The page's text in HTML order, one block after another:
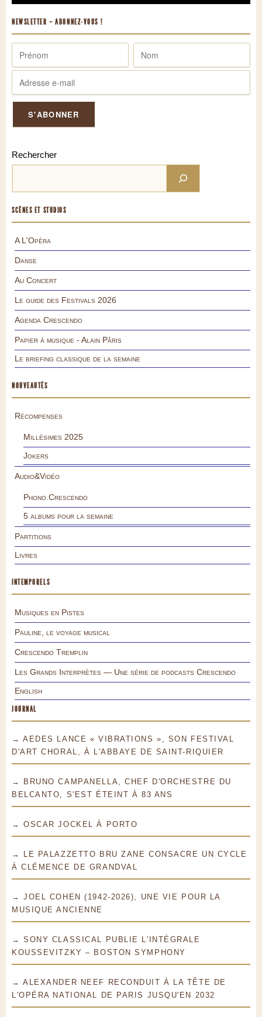
NEWSLETTER – ABONNEZ-VOUS !
Rechercher
SCÈNES ET STUDIOS
A L'Opéra
Danse
Au Concert
Le guide des Festivals 2026
Agenda Crescendo
Papier à musique - Alain Pâris
Le briefing classique de la semaine
NOUVEAUTÉS
Récompenses
Millésimes 2025
Jokers
Audio&Vidéo
Phono.Crescendo
5 albums pour la semaine
Partitions
Livres
INTEMPORELS
Musiques en Pistes
Pauline, le voyage musical
Crescendo Tremplin
Les Grands Interprètes — Une série de podcasts Crescendo
English
JOURNAL
→ AEDES LANCE « VIBRATIONS », SON FESTIVAL
D'ART CHORAL, À L'ABBAYE DE SAINT-RIQUIER
→ BRUNO CAMPANELLA, CHEF D'ORCHESTRE DU
BELCANTO, S'EST ÉTEINT À 83 ANS
→ OSCAR JOCKEL À PORTO
→ LE PALAZZETTO BRU ZANE CONSACRE UN CYCLE
À CLÉMENCE DE GRANDVAL
→ JOEL COHEN (1942-2026), UNE VIE POUR LA
MUSIQUE ANCIENNE
→ SONY CLASSICAL PUBLIE L'INTÉGRALE
KOUSSEVITZKY – BOSTON SYMPHONY
→ ALEXANDER NEEF RECONDUIT À LA TÊTE DE
L'OPÉRA NATIONAL DE PARIS JUSQU'EN 2032